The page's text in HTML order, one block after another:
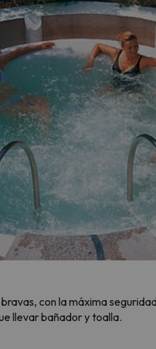
con la máxima
llevar bañador y toalla.